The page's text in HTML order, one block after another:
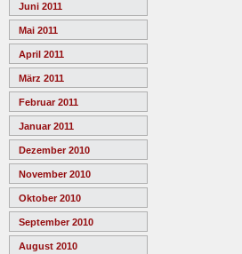
Juni 2011
Mai 2011
April 2011
März 2011
Februar 2011
Januar 2011
Dezember 2010
November 2010
Oktober 2010
September 2010
August 2010